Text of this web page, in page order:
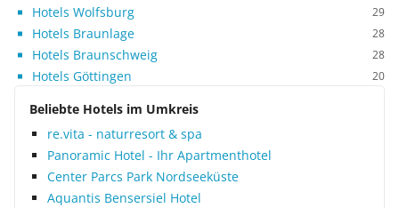
Hotels Wolfsburg 29
Hotels Braunlage 28
Hotels Braunschweig 28
Hotels Göttingen 20
Beliebte Hotels im Umkreis
re.vita - naturresort & spa
Panoramic Hotel - Ihr Apartmenthotel
Center Parcs Park Nordseeküste
Aquantis Bensersiel Hotel